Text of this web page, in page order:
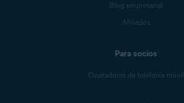
Blog empresarial
Afiliados
Para socios
Operadores de telefonía móvil